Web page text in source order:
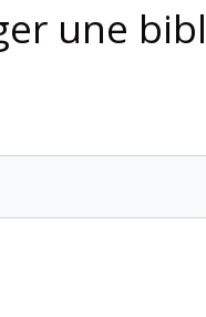
une